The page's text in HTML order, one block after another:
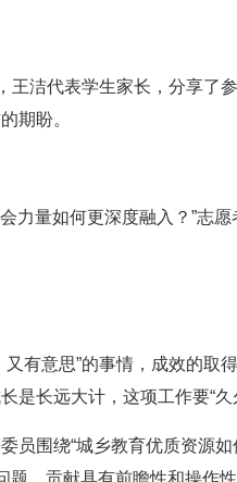
王洁代表学生家长，分享
期盼。
力量如何更深度融入？”志
有意思”的事情，成效的
是长远大计，这项工作要“
员围绕“城乡教育优质资源如